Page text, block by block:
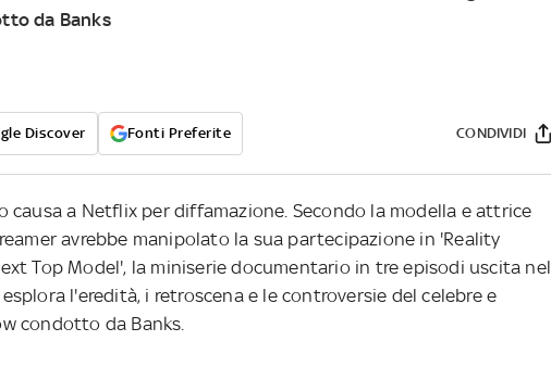
da Banks
Discover Fonti Preferite CONDIVIDI
causa a Netflix per diffamazione. Secondo la modella e attrice
avrebbe manipolato la sua partecipazione in 'Reality
Top Model', la miniserie documentario in tre episodi uscita nel
l'eredità, i retroscena e le controversie del celebre e
condotto da Banks.